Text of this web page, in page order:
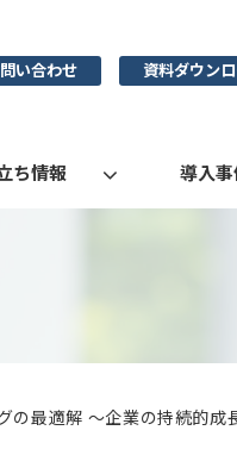
い合わせ 資料ダウン
ち情報 導入事
最適解 ～企業の持続的成